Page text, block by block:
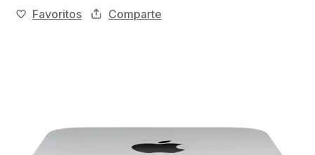
Favoritos Comparte